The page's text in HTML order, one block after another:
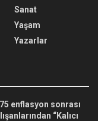
Sanat
Yaşam
Yazarlar
enflasyon sonrası
“Kalıcı